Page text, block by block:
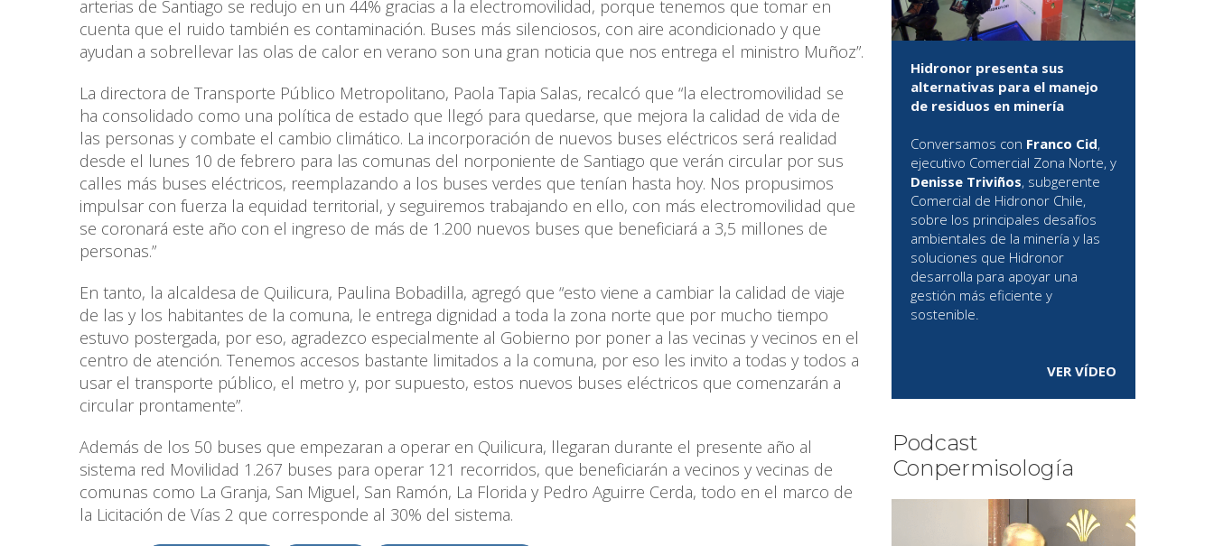
arterias de Santiago se redujo en un 44% gracias a la electromovilidad, porque tenemos que tomar en
cuenta que el ruido también es contaminación. Buses más silenciosos, con aire acondicionado y que
ayudan a sobrellevar las olas de calor en verano son una gran noticia que nos entrega el ministro Muñoz”.
La directora de Transporte Público Metropolitano, Paola Tapia Salas, recalcó que “la electromovilidad se
ha consolidado como una política de estado que llegó para quedarse, que mejora la calidad de vida de
las personas y combate el cambio climático. La incorporación de nuevos buses eléctricos será realidad
desde el lunes 10 de febrero para las comunas del norponiente de Santiago que verán circular por sus
calles más buses eléctricos, reemplazando a los buses verdes que tenían hasta hoy. Nos propusimos
impulsar con fuerza la equidad territorial, y seguiremos trabajando en ello, con más electromovilidad que
se coronará este año con el ingreso de más de 1.200 nuevos buses que beneficiará a 3,5 millones de
personas.”
En tanto, la alcaldesa de Quilicura, Paulina Bobadilla, agregó que “esto viene a cambiar la calidad de viaje
de las y los habitantes de la comuna, le entrega dignidad a toda la zona norte que por mucho tiempo
estuvo postergada, por eso, agradezco especialmente al Gobierno por poner a las vecinas y vecinos en el
centro de atención. Tenemos accesos bastante limitados a la comuna, por eso les invito a todas y todos a
usar el transporte público, el metro y, por supuesto, estos nuevos buses eléctricos que comenzarán a
circular prontamente”.
Además de los 50 buses que empezaran a operar en Quilicura, llegaran durante el presente año al
sistema red Movilidad 1.267 buses para operar 121 recorridos, que beneficiarán a vecinos y vecinas de
comunas como La Granja, San Miguel, San Ramón, La Florida y Pedro Aguirre Cerda, todo en el marco de
la Licitación de Vías 2 que corresponde al 30% del sistema.
Hidronor presenta sus
alternativas para el manejo
de residuos en minería
Conversamos con Franco Cid,
ejecutivo Comercial Zona Norte, y
Denisse Triviños, subgerente
Comercial de Hidronor Chile,
sobre los principales desafíos
ambientales de la minería y las
soluciones que Hidronor
desarrolla para apoyar una
gestión más eficiente y
sostenible.
VER VÍDEO
Podcast
Conpermisología